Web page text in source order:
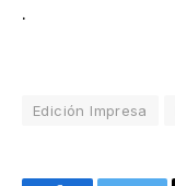
.
Edición Impresa